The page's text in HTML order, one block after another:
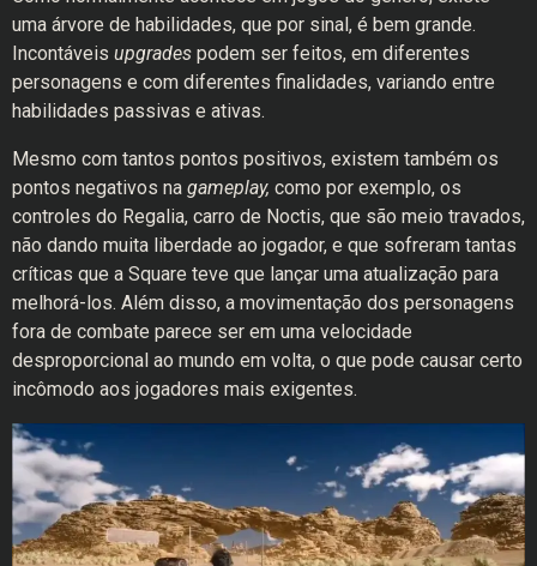
uma árvore de habilidades, que por sinal, é bem grande.
Incontáveis upgrades podem ser feitos, em diferentes
personagens e com diferentes finalidades, variando entre
habilidades passivas e ativas.
Mesmo com tantos pontos positivos, existem também os
pontos negativos na gameplay, como por exemplo, os
controles do Regalia, carro de Noctis, que são meio travados,
não dando muita liberdade ao jogador, e que sofreram tantas
críticas que a Square teve que lançar uma atualização para
melhorá-los. Além disso, a movimentação dos personagens
fora de combate parece ser em uma velocidade
desproporcional ao mundo em volta, o que pode causar certo
incômodo aos jogadores mais exigentes.